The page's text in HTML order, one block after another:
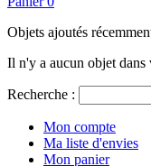
Objets ajoutés
Il n'y a aucun objet dans
Recherche :
Mon compte
Ma liste d'envies
Mon panier